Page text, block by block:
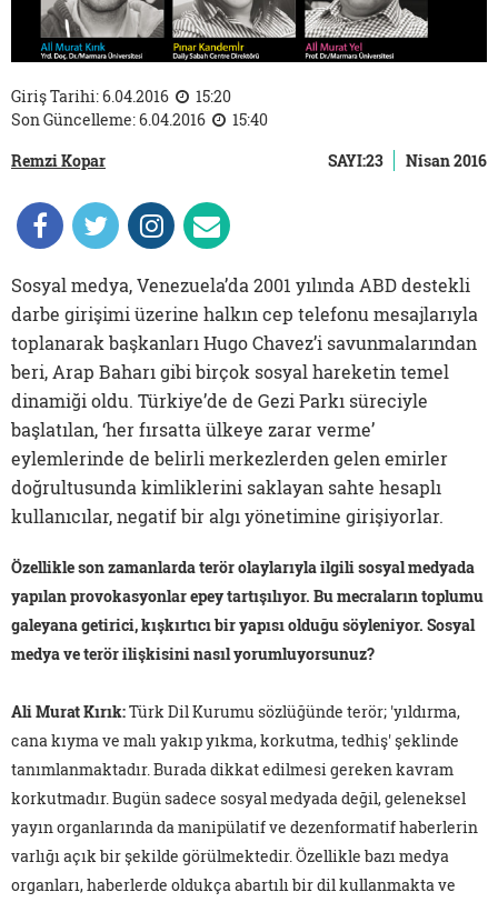
Giriş Tarihi: 6.04.2016
15:20
Son Güncelleme: 6.04.2016
15:40
Remzi Kopar
SAYI:23 Nisan 2016
Sosyal medya, Venezuela’da 2001 yılında ABD destekli
darbe girişimi üzerine halkın cep telefonu mesajlarıyla
toplanarak başkanları Hugo Chavez’i savunmalarından
beri, Arap Baharı gibi birçok sosyal hareketin temel
dinamiği oldu. Türkiye’de de Gezi Parkı süreciyle
başlatılan, ‘her fırsatta ülkeye zarar verme’
eylemlerinde de belirli merkezlerden gelen emirler
doğrultusunda kimliklerini saklayan sahte hesaplı
kullanıcılar, negatif bir algı yönetimine girişiyorlar.
Özellikle son zamanlarda terör olaylarıyla ilgili sosyal medyada
yapılan provokasyonlar epey tartışılıyor. Bu mecraların toplumu
galeyana getirici, kışkırtıcı bir yapısı olduğu söyleniyor. Sosyal
medya ve terör ilişkisini nasıl yorumluyorsunuz?
Ali Murat Kırık:Türk Dil Kurumu sözlüğünde terör; 'yıldırma,
cana kıyma ve malı yakıp yıkma, korkutma, tedhiş' şeklinde
tanımlanmaktadır. Burada dikkat edilmesi gereken kavram
korkutmadır. Bugün sadece sosyal medyada değil, geleneksel
yayın organlarında da manipülatif ve dezenformatif haberlerin
varlığı açık bir şekilde görülmektedir. Özellikle bazı medya
organları, haberlerde oldukça abartılı bir dil kullanmakta ve